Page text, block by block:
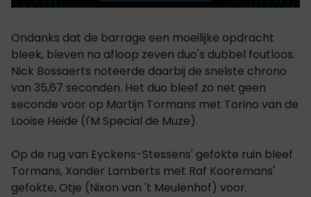
Ondanks dat de barrage een moeilijke opdracht
bleek, bleven na afloop zeven duo's dubbel foutloos.
Nick Bossaerts noteerde daarbij de snelste chrono
van 35,67 seconden. Het duo bleef zo net geen
seconde voor op Martijn Tormans met Torino van de
Looise Heide (I'M Special de Muze).
Op de rug van Eyckens-Stessens' gefokte ruin bleef
Tormans, Xander Lamberts met Raf Kooremans'
gefokte, Otje (Nixon van 't Meulenhof) voor.